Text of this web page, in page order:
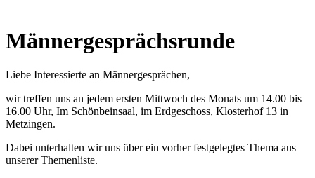
Männergesprächsrunde
Liebe Interessierte an Männergesprächen,
wir treffen uns an jedem ersten Mittwoch des Monats um 14.00 bis
16.00 Uhr, Im Schönbeinsaal, im Erdgeschoss, Klosterhof 13 in
Metzingen.
Dabei unterhalten wir uns über ein vorher festgelegtes Thema aus
unserer Themenliste.